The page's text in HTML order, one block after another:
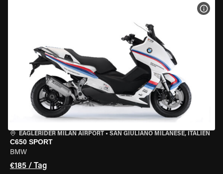
EAGLERIDER MILAN AIRPORT • SAN GIULIANO MILANESE, ITALIEN
C650 SPORT
BMW
€185 / Tag